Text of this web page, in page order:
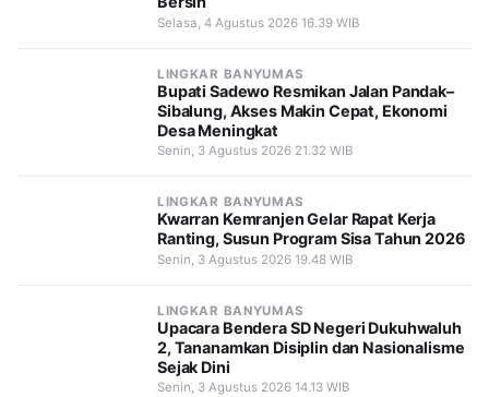
Selasa, 4 Agustus 2026 16.39 WIB
LINGKAR BANYUMAS
Bupati Sadewo Resmikan Jalan Pandak–
Sibalung, Akses Makin Cepat, Ekonomi
Desa Meningkat
Senin, 3 Agustus 2026 21.32 WIB
LINGKAR BANYUMAS
Kwarran Kemranjen Gelar Rapat Kerja
Ranting, Susun Program Sisa Tahun 2026
Senin, 3 Agustus 2026 19.48 WIB
LINGKAR BANYUMAS
Upacara Bendera SD Negeri Dukuhwaluh
2, Tananamkan Disiplin dan Nasionalisme
Sejak Dini
Senin, 3 Agustus 2026 14.13 WIB